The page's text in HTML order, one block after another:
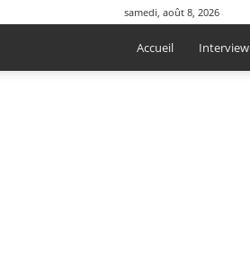
samedi, août 8, 2026
Accueil Interview